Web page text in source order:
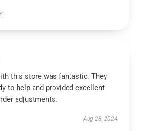
this store was fantastic. They
to help and provided excellent
adjustments.
Aug 28, 2024